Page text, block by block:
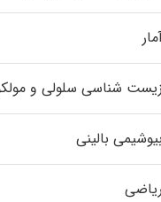
شناسی سلولی و
بالینی